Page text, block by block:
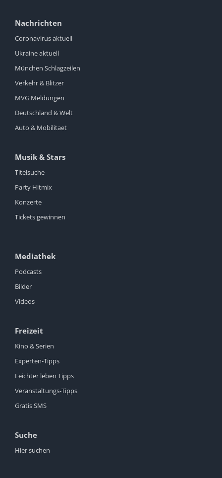
Nachrichten
Coronavirus aktuell
Ukraine aktuell
München Schlagzeilen
Verkehr & Blitzer
MVG Meldungen
Deutschland & Welt
Auto & Mobilitaet
Musik & Stars
Titelsuche
Party Hitmix
Konzerte
Tickets gewinnen
Mediathek
Podcasts
Bilder
Videos
Freizeit
Kino & Serien
Experten-Tipps
Leichter leben Tipps
Veranstaltungs-Tipps
Gratis SMS
Suche
Hier suchen